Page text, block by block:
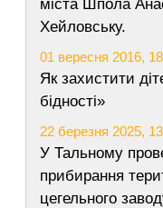
міста Шпола
Хейловську.
01 вересня 2016,
Як захистити
бідності»
22 березня 2025,
У Тальному
прибирання
цегельного